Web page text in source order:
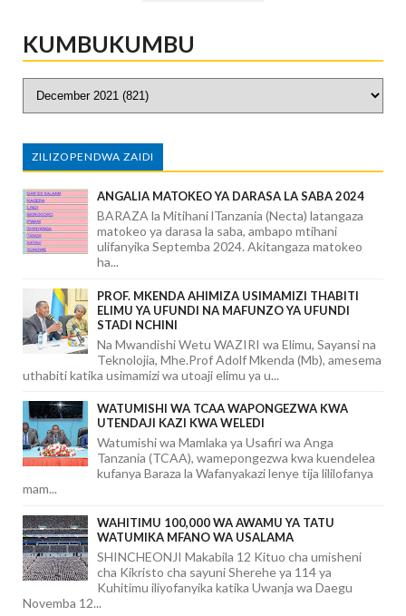
KUMBUKUMBU
ZILIZOPENDWA ZAIDI
ANGALIA MATOKEO YA DARASA LA SABA 2024
BARAZA la Mitihani lTanzania (Necta) latangaza
matokeo ya darasa la saba, ambapo mtihani
ulifanyika Septemba 2024. Akitangaza matokeo
ha...
PROF. MKENDA AHIMIZA USIMAMIZI THABITI
ELIMU YA UFUNDI NA MAFUNZO YA UFUNDI
STADI NCHINI
Na Mwandishi Wetu WAZIRI wa Elimu, Sayansi na
Teknolojia, Mhe.Prof Adolf Mkenda (Mb), amesema
uthabiti katika usimamizi wa utoaji elimu ya u...
WATUMISHI WA TCAA WAPONGEZWA KWA
UTENDAJI KAZI KWA WELEDI
Watumishi wa Mamlaka ya Usafiri wa Anga
Tanzania (TCAA), wamepongezwa kwa kuendelea
kufanya Baraza la Wafanyakazi lenye tija lililofanya
mam...
WAHITIMU 100,000 WA AWAMU YA TATU
WATUMIKA MFANO WA USALAMA
SHINCHEONJI Makabila 12 Kituo cha umisheni
cha Kikristo cha sayuni Sherehe ya 114 ya
Kuhitimu iliyofanyika katika Uwanja wa Daegu
Novemba 12...